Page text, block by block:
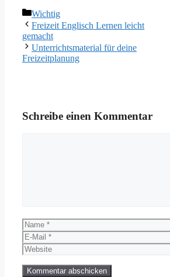
Kategorien
Wichtig
Freizeit Englisch Lernen leicht
gemacht
Unterrichtsmaterial für deine
Freizeitplanung
Schreibe einen Kommentar
Name
E-
Mail
Website